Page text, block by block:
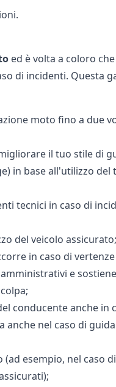
.
ed è volta a coloro
di incidenti. Questa
moto fino a due
il tuo stile di
in base all'utilizzo del
tecnici in caso di
del veicolo assicurato;
in caso di
e
conducente anche in
nel caso di
esempio, nel caso